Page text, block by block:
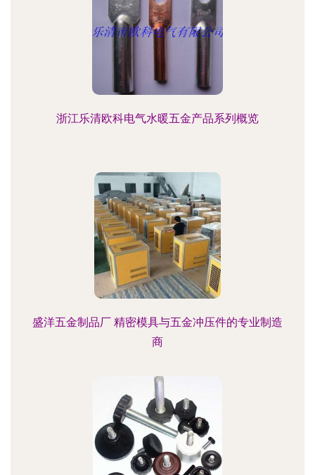
浙江乐清欧科电气水暖五金产品系列概览
盛洋五金制品厂 精密模具与五金冲压件的专业制造
商